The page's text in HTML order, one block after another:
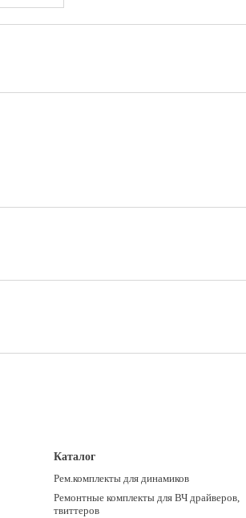
Каталог
Рем.комплекты для динамиков
Ремонтные комплекты для ВЧ драйверов,
твиттеров